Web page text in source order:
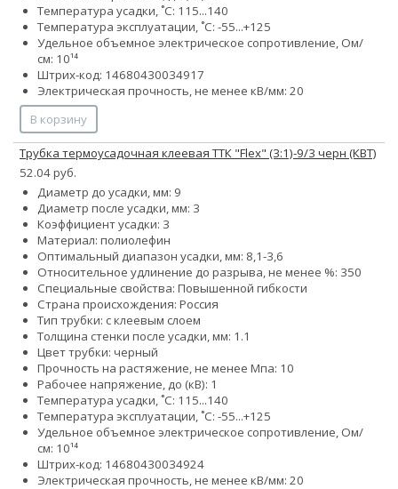
Температура усадки, ˚С: 115...140
Температура эксплуатации, ˚С: -55...+125
Удельное объемное электрическое сопротивление, Ом/
см: 10¹⁴
Штрих-код: 14680430034917
Электрическая прочность, не менее кВ/мм: 20
В корзину
Трубка термоусадочная клеевая ТТК "Flex" (3:1)-9/3 черн (КВТ)
52.04 руб.
Диаметр до усадки, мм: 9
Диаметр после усадки, мм: 3
Коэффициент усадки: 3
Материал: полиолефин
Оптимальный диапазон усадки, мм: 8,1-3,6
Относительное удлинение до разрыва, не менее %: 350
Специальные свойства: Повышенной гибкости
Страна происхождения: Россия
Тип трубки: с клеевым слоем
Толщина стенки после усадки, мм: 1.1
Цвет трубки: черный
Прочность на растяжение, не менее Мпа: 10
Рабочее напряжение, до (кВ): 1
Температура усадки, ˚С: 115...140
Температура эксплуатации, ˚С: -55...+125
Удельное объемное электрическое сопротивление, Ом/
см: 10¹⁴
Штрих-код: 14680430034924
Электрическая прочность, не менее кВ/мм: 20